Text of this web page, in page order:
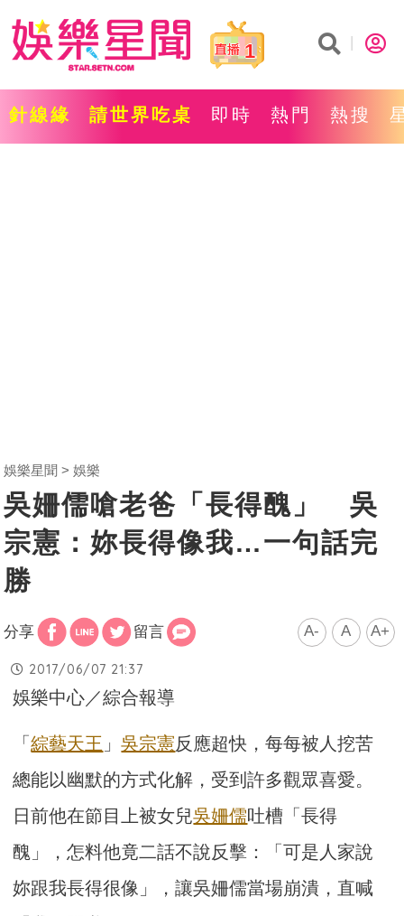
1
針線緣 請世界吃桌 即時 熱門 熱搜
娛樂星聞 娛樂
吳姍儒嗆老爸「長得醜」 吳
宗憲：妳長得像我…一句話完
勝
分享 留言 A- A A+
2017/06/07 21:37
娛樂中心／綜合報導
「綜藝天王 」吳宗憲反應超快，每每被人挖苦
總能以幽默的方式化解，受到許多觀眾喜愛。
日前他在節目上被女兒吳姍儒吐槽「長得
醜」，怎料他竟二話不說反擊：「可是人家說
妳跟我長得很像」，讓吳姍儒當場崩潰，直喊